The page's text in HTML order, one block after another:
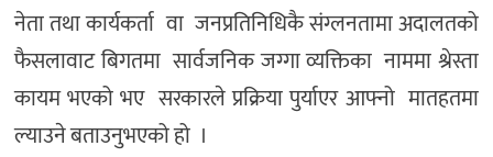
नेता तथा कार्यकर्ता वा जनप्रतिनिधिकै संग्लनतामा अदालतको
फैसलावाट बिगतमा सार्वजनिक जग्गा व्यक्तिका नाममा श्रेस्ता
कायम भएको भए सरकारले प्रक्रिया पुर्याएर आफ्नो मातहतमा
ल्याउने बताउनुभएको हो ।